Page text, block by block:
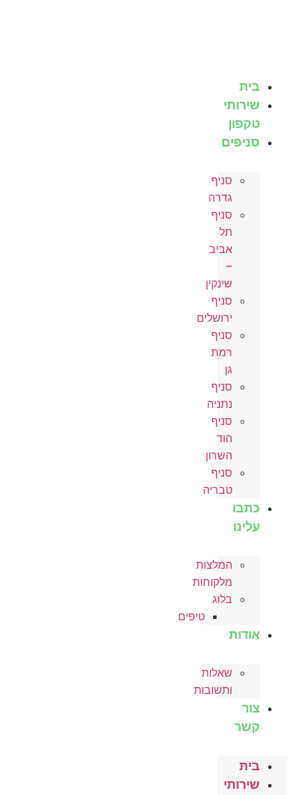
בית
שירותי
טקפון
סניפים
סניף
גדרה
סניף
תל
אביב
–
שינקין
סניף
ירושלים
סניף
רמת
גן
סניף
נתניה
סניף
הוד
השרון
סניף
טבריה
כתבו
עלינו
המלצות
מלקוחות
בלוג
טיפים
אודות
שאלות
ותשובות
צור
קשר
בית
שירותי